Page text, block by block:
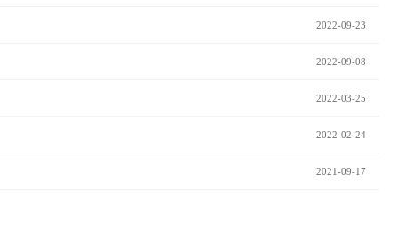
2022-09-23
2022-09-08
2022-03-25
2022-02-24
2021-09-17